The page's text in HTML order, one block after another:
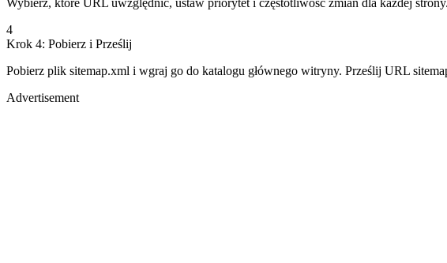
4
Krok 4: Pobierz i Prześlij
Pobierz plik sitemap.xml i wgraj go do katalogu głównego witryny. Prześlij URL
Advertisement